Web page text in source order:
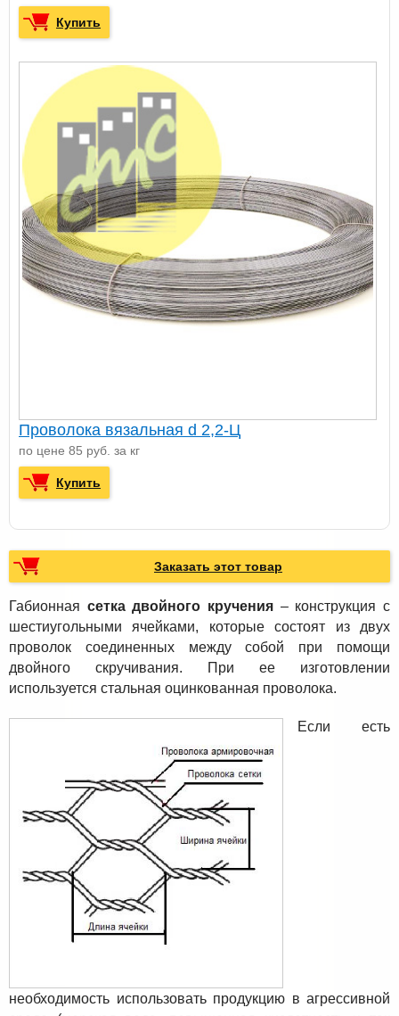
Купить
Проволока вязальная d 2,2-Ц
по цене 85 руб. за кг
Купить
Заказать этот товар
Габионная сетка двойного кручения – конструкция c
шестиугольными ячейками, которые состоят из двух
проволок соединенных между собой при помощи
двойного скручивания. При ее изготовлении
используется стальная оцинкованная проволока.
Если есть
необходимость использовать продукцию в агрессивной